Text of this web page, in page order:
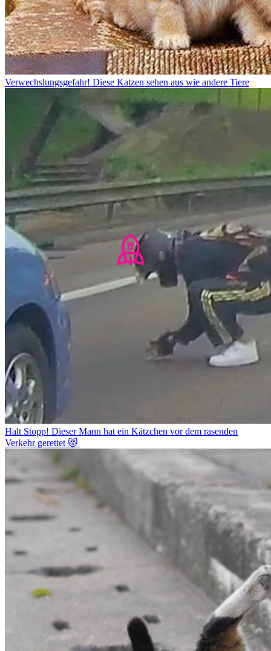
Verwechslungsgefahr! Diese Katzen sehen aus wie andere Tiere
Halt Stopp! Dieser Mann hat ein Kätzchen vor dem rasenden
Verkehr gerettet 😻